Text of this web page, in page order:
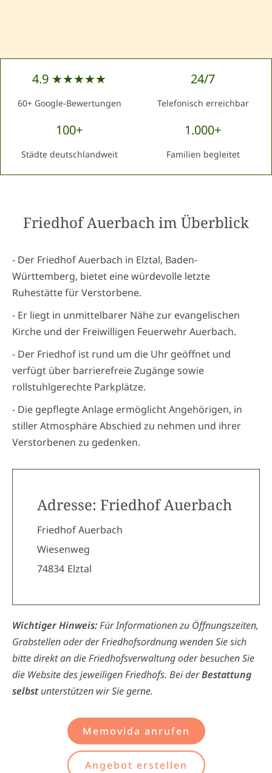
4.9 ★★★★★
60+ Google-Bewertungen
24/7
Telefonisch erreichbar
100+
Städte deutschlandweit
1.000+
Familien begleitet
Friedhof Auerbachim Überblick
- Der Friedhof Auerbach in Elztal, Baden-
Württemberg, bietet eine würdevolle letzte
Ruhestätte für Verstorbene.
- Er liegt in unmittelbarer Nähe zur evangelischen
Kirche und der Freiwilligen Feuerwehr Auerbach.
- Der Friedhof ist rund um die Uhr geöffnet und
verfügt über barrierefreie Zugänge sowie
rollstuhlgerechte Parkplätze.
- Die gepflegte Anlage ermöglicht Angehörigen, in
stiller Atmosphäre Abschied zu nehmen und ihrer
Verstorbenen zu gedenken.
Adresse: Friedhof Auerbach
Friedhof Auerbach
Wiesenweg
74834 Elztal
Wichtiger Hinweis:Für Informationen zu Öffnungszeiten,
Grabstellen oder der Friedhofsordnung wenden Sie sich
bitte direkt an die Friedhofsverwaltung oder besuchen Sie
die Website des jeweiligen Friedhofs. Bei derBestattung
selbstunterstützen wir Sie gerne.
Memovida anrufen
Angebot erstellen